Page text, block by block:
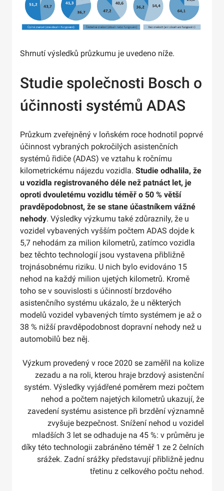
Shrnutí výsledků průzkumu je uvedeno níže.
Studie společnosti Bosch o
účinnosti systémů ADAS
Průzkum zveřejněný v loňském roce hodnotil poprvé
účinnost vybraných pokročilých asistenčních
systémů řidiče (ADAS) ve vztahu k ročnímu
kilometrickému nájezdu vozidla. Studie odhalila, že
u vozidla registrovaného déle než patnáct let, je
oproti dvouletému vozidlu téměř o 50 % větší
pravděpodobnost, že se stane účastníkem vážné
nehody. Výsledky výzkumu také zdůraznily, že u
vozidel vybavených vyšším počtem ADAS dojde k
5,7 nehodám za milion kilometrů, zatímco vozidla
bez těchto technologií jsou vystavena přibližně
trojnásobnému riziku. U nich bylo evidováno 15
nehod na každý milion ujetých kilometrů. Kromě
toho se v souvislosti s účinností brzdového
asistenčního systému ukázalo, že u některých
modelů vozidel vybavených tímto systémem je až o
38 % nižší pravděpodobnost dopravní nehody než u
automobilů bez něj.
Výzkum provedený v roce 2020 se zaměřil na kolize
zezadu a na roli, kterou hraje brzdový asistenční
systém. Výsledky vyjádřené poměrem mezi počtem
nehod a počtem najetých kilometrů ukazují, že
zavedení systému asistence při brzdění významně
zvyšuje bezpečnost. Snížení nehod u vozidel
mladších 3 let se odhaduje na 45 %: v průměru je
díky této technologii zabráněno téměř 1 ze 2 čelních
srážek. Zadní srážky představují přibližně jednu
třetinu z celkového počtu nehod.